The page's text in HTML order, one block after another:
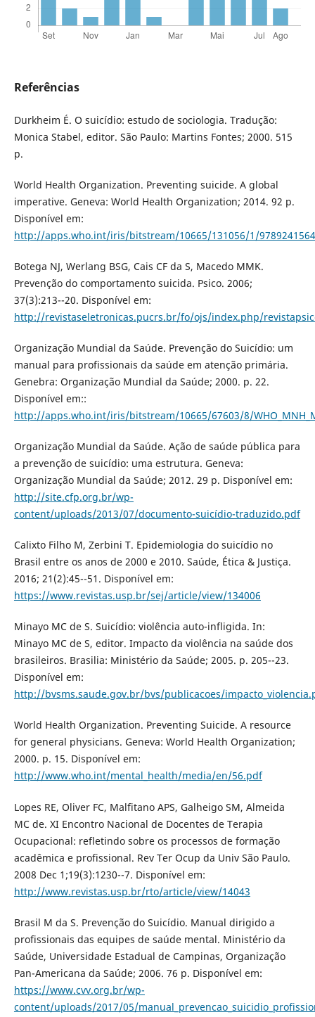
Referências
Durkheim É. O suicídio: estudo de sociologia. Tradução:
Monica Stabel, editor. São Paulo: Martins Fontes; 2000. 515
p.
World Health Organization. Preventing suicide. A global
imperative. Geneva: World Health Organization; 2014. 92 p.
Disponível em:
http://apps.who.int/iris/bitstream/10665/131056/1/
Botega NJ, Werlang BSG, Cais CF da S, Macedo MMK.
Prevenção do comportamento suicida. Psico. 2006;
37(3):213--20. Disponível em:
http://revistaseletronicas.pucrs.br/fo/ojs/index.php/
Organização Mundial da Saúde. Prevenção do Suicídio: um
manual para profissionais da saúde em atenção primária.
Genebra: Organização Mundial da Saúde; 2000. p. 22.
Disponível em::
http://apps.who.int/iris/bitstream/10665/67603/8/
Organização Mundial da Saúde. Ação de saúde pública para
a prevenção de suicídio: uma estrutura. Geneva:
Organização Mundial da Saúde; 2012. 29 p. Disponível em:
http://site.cfp.org.br/wp-
content/uploads/2013/07/documento-suicídio-traduzido.pdf
Calixto Filho M, Zerbini T. Epidemiologia do suicídio no
Brasil entre os anos de 2000 e 2010. Saúde, Ética & Justiça.
2016; 21(2):45--51. Disponível em:
https://www.revistas.usp.br/sej/article/view/134006
Minayo MC de S. Suicídio: violência auto-infligida. In:
Minayo MC de S, editor. Impacto da violência na saúde dos
brasileiros. Brasilia: Ministério da Saúde; 2005. p. 205--23.
Disponível em:
http://bvsms.saude.gov.br/bvs/publicacoes/
World Health Organization. Preventing Suicide. A resource
for general physicians. Geneva: World Health Organization;
2000. p. 15. Disponível em:
http://www.who.int/mental_health/media/en/56.pdf
Lopes RE, Oliver FC, Malfitano APS, Galheigo SM, Almeida
MC de. XI Encontro Nacional de Docentes de Terapia
Ocupacional: refletindo sobre os processos de formação
acadêmica e profissional. Rev Ter Ocup da Univ São Paulo.
2008 Dec 1;19(3):1230--7. Disponível em:
http://www.revistas.usp.br/rto/article/view/14043
Brasil M da S. Prevenção do Suicídio. Manual dirigido a
profissionais das equipes de saúde mental. Ministério da
Saúde, Universidade Estadual de Campinas, Organização
Pan-Americana da Saúde; 2006. 76 p. Disponível em:
https://www.cvv.org.br/wp-
content/uploads/2017/05/